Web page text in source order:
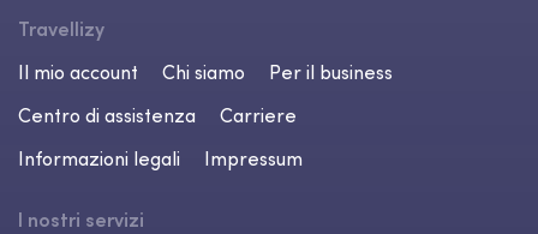
Travellizy
Il mio account
Chi siamo
Per il business
Centro di assistenza
Carriere
Informazioni legali
Impressum
I nostri servizi